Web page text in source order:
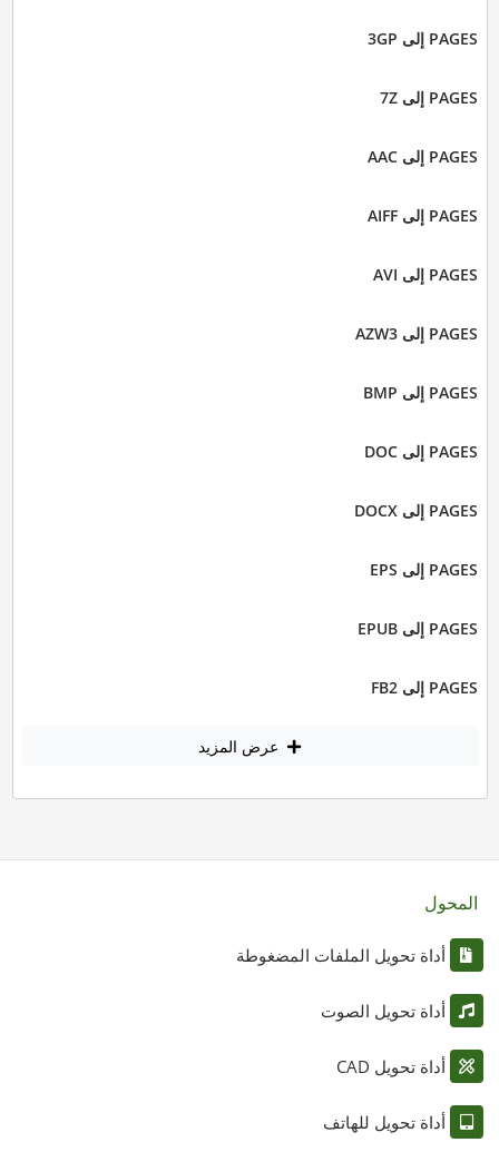
PAGES إلى 3GP
PAGES إلى 7Z
PAGES إلى AAC
PAGES إلى AIFF
PAGES إلى AVI
PAGES إلى AZW3
PAGES إلى BMP
PAGES إلى DOC
PAGES إلى DOCX
PAGES إلى EPS
PAGES إلى EPUB
PAGES إلى FB2
عرض المزيد
المحول
أداة تحويل الملفات المضغوطة
أداة تحويل الصوت
أداة تحويل CAD
أداة تحويل للهاتف